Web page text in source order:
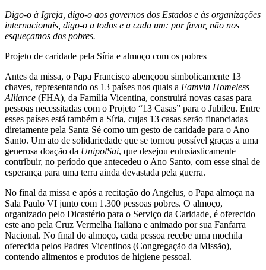
Digo-o à Igreja, digo-o aos governos dos Estados e às organizações
internacionais, digo-o a todos e a cada um: por favor, não nos
esqueçamos dos pobres.
Projeto de caridade pela Síria e almoço com os pobres
Antes da missa, o Papa Francisco abençoou simbolicamente 13
chaves, representando os 13 países nos quais a Famvin Homeless
Alliance (FHA), da Família Vicentina, construirá novas casas para
pessoas necessitadas com o Projeto “13 Casas” para o Jubileu. Entre
esses países está também a Síria, cujas 13 casas serão financiadas
diretamente pela Santa Sé como um gesto de caridade para o Ano
Santo. Um ato de solidariedade que se tornou possível graças a uma
generosa doação da UnipolSai, que desejou entusiasticamente
contribuir, no período que antecedeu o Ano Santo, com esse sinal de
esperança para uma terra ainda devastada pela guerra.
No final da missa e após a recitação do Angelus, o Papa almoça na
Sala Paulo VI junto com 1.300 pessoas pobres. O almoço,
organizado pelo Dicastério para o Serviço da Caridade, é oferecido
este ano pela Cruz Vermelha Italiana e animado por sua Fanfarra
Nacional. No final do almoço, cada pessoa recebe uma mochila
oferecida pelos Padres Vicentinos (Congregação da Missão),
contendo alimentos e produtos de higiene pessoal.